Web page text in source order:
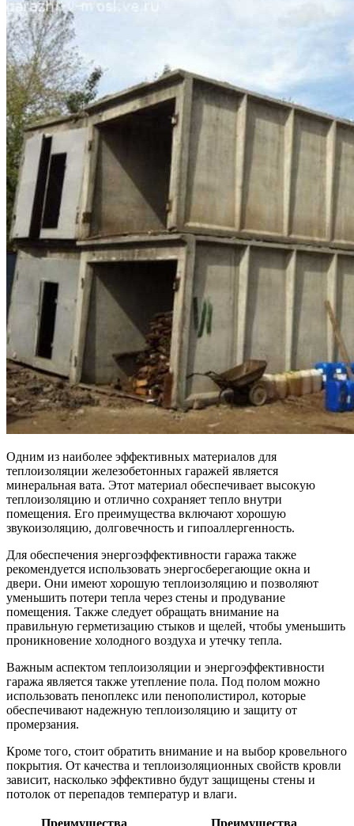
Одним из наиболее эффективных материалов для
теплоизоляции железобетонных гаражей является
минеральная вата. Этот материал обеспечивает высокую
теплоизоляцию и отлично сохраняет тепло внутри
помещения. Его преимущества включают хорошую
звукоизоляцию, долговечность и гипоаллергенность.
Для обеспечения энергоэффективности гаража также
рекомендуется использовать энергосберегающие окна и
двери. Они имеют хорошую теплоизоляцию и позволяют
уменьшить потери тепла через стены и продувание
помещения. Также следует обращать внимание на
правильную герметизацию стыков и щелей, чтобы уменьшить
проникновение холодного воздуха и утечку тепла.
Важным аспектом теплоизоляции и энергоэффективности
гаража является также утепление пола. Под полом можно
использовать пеноплекс или пенополистирол, которые
обеспечивают надежную теплоизоляцию и защиту от
промерзания.
Кроме того, стоит обратить внимание и на выбор кровельного
покрытия. От качества и теплоизоляционных свойств кровли
зависит, насколько эффективно будут защищены стены и
потолок от перепадов температур и влаги.
Преимущества Преимущества